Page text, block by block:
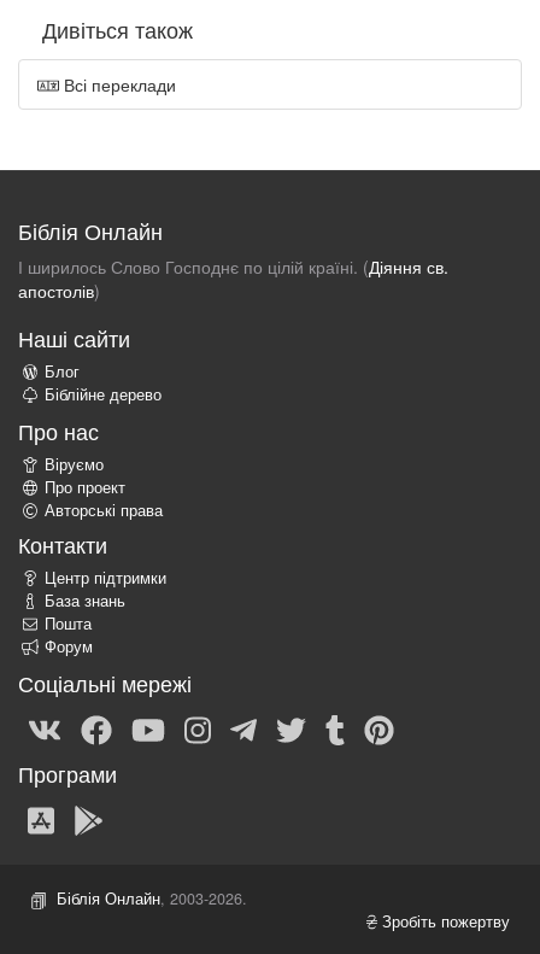
Дивіться також
Всі переклади
Біблія Онлайн
І ширилось Слово Господнє по цілій країні. (Діяння св.
апостолів)
Наші сайти
Блог
Біблійне дерево
Про нас
Віруємо
Про проект
Авторські права
Контакти
Центр підтримки
База знань
Пошта
Форум
Соціальні мережі
Програми
Біблія Онлайн, 2003-2026.
Зробіть пожертву